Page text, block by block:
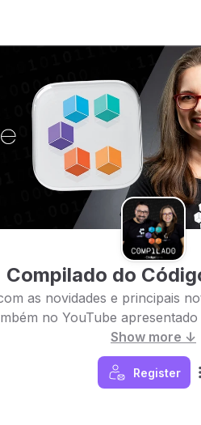
Compilado do
as novidades e principais
no YouTube
Show more ↓
Register